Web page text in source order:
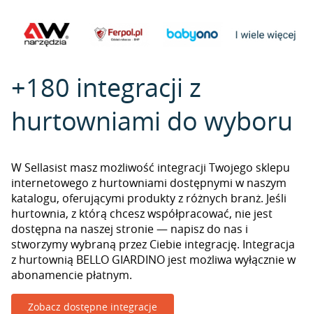
+180 integracji z
hurtowniami do wyboru
W Sellasist masz możliwość integracji Twojego sklepu
internetowego z hurtowniami dostępnymi w naszym
katalogu, oferującymi produkty z różnych branż. Jeśli
hurtownia, z którą chcesz współpracować, nie jest
dostępna na naszej stronie — napisz do nas i
stworzymy wybraną przez Ciebie integrację. Integracja
z hurtownią BELLO GIARDINO jest możliwa wyłącznie w
abonamencie płatnym.
Zobacz dostępne integracje